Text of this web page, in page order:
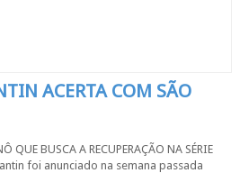
ACERTA COM SÃO
QUE BUSCA A RECUPERAÇÃO NA SÉRIE
foi anunciado na semana passada